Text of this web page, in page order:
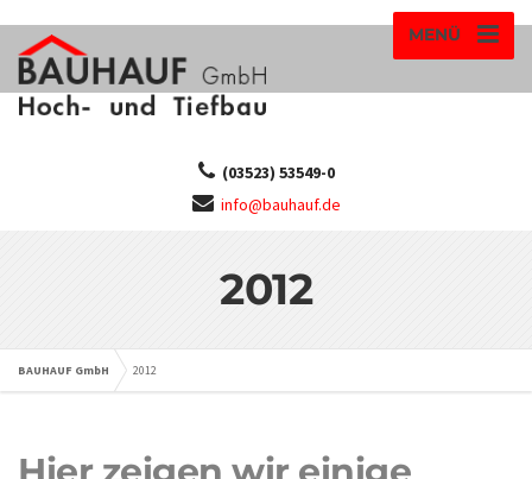
MENÜ
(03523) 53549-0
info@bauhauf.de
2012
BAUHAUF GmbH 2012